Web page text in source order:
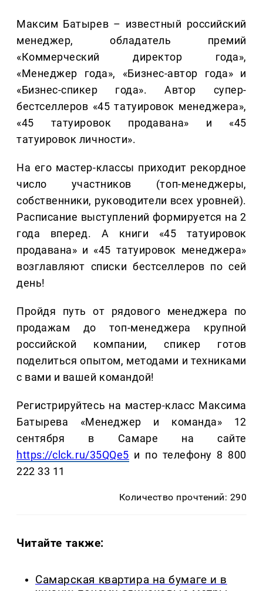
Максим Батырев – известный российский
менеджер, обладатель премий
«Коммерческий директор года»,
«Менеджер года», «Бизнес-автор года» и
«Бизнес-спикер года». Автор супер-
бестселлеров «45 татуировок менеджера»,
«45 татуировок продавана» и «45
татуировок личности».
На его мастер-классы приходит рекордное
число участников (топ-менеджеры,
собственники, руководители всех уровней).
Расписание выступлений формируется на 2
года вперед. А книги «45 татуировок
продавана» и «45 татуировок менеджера»
возглавляют списки бестселлеров по сей
день!
Пройдя путь от рядового менеджера по
продажам до топ-менеджера крупной
российской компании, спикер готов
поделиться опытом, методами и техниками
с вами и вашей командой!
Регистрируйтесь на мастер-класс Максима
Батырева «Менеджер и команда» 12
сентября в Самаре на сайте
https://clck.ru/35QQe5 и по телефону 8 800
222 33 11
Количество прочтений: 290
Читайте также:
Самарская квартира на бумаге и в